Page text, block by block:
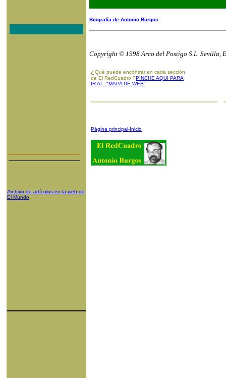
Archivo de artículos en la web de
El Mundo
Biografía de Antonio Burgos
Copyright © 1998 Arco del Postigo S.L. Sevilla,
¿ Qué puede encontrar en cada sección
de El RedCuadro ?PINCHE AQUI PARA
IR AL "MAPA DE WEB"
Página principal-Inicio